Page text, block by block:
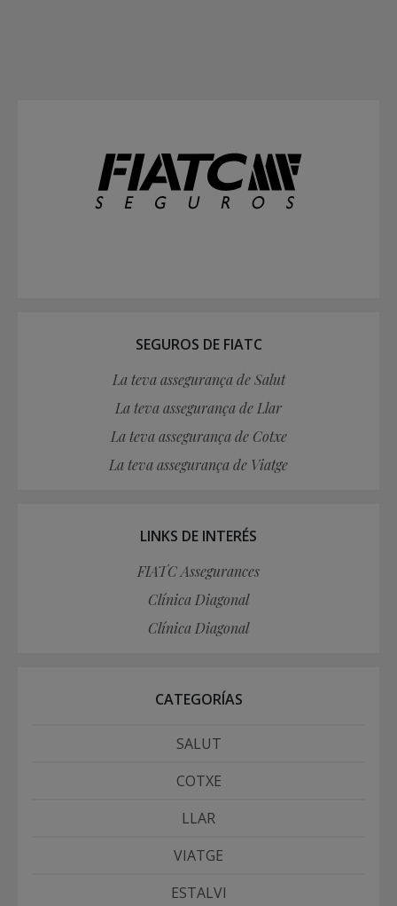
SEGUROS DE FIATC
La teva assegurança de Salut
La teva assegurança de Llar
La teva assegurança de Cotxe
La teva assegurança de Viatge
LINKS DE INTERÉS
FIATC Assegurances
Clínica Diagonal
Clínica Diagonal
CATEGORÍAS
SALUT
COTXE
LLAR
VIATGE
ESTALVI